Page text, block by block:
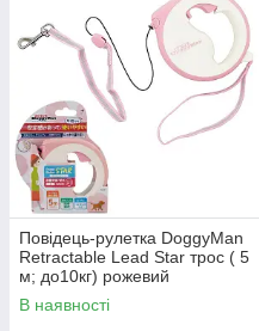
Повідець-рулетка DoggyMan
Retractable Lead Star трос ( 5
м; до10кг) рожевий
В наявності